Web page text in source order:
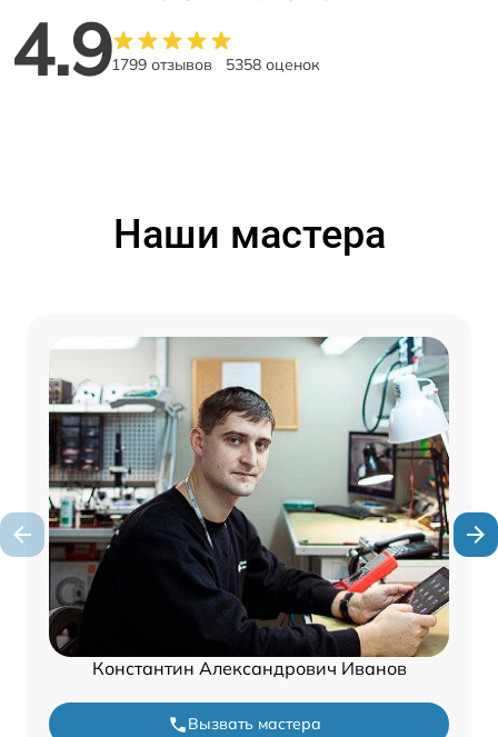
4.91799 отзывов 5358 оценок
Наши мастера
Константин Александрович Иванов
Вызвать мастера